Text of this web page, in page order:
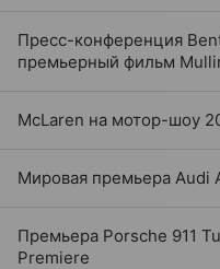
Пресс-конференция
премьерный фильм
McLaren на мотор-шоу
Мировая премьера Audi
Премьера Porsche 911
Premiere